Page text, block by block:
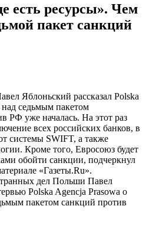
есть ресурсы». Чем
пакет санкций
Яблоньский рассказал Polska
над седьмым пакетом
РФ уже началась. На этот раз
всех российских банков, в
системы SWIFT, а также
Кроме того, Евросоюз будет
обойти санкции, подчеркнул
«Газеты.Ru».
дел Польши Павел
Polska Agencja Prasowa о
пакетом санкций против